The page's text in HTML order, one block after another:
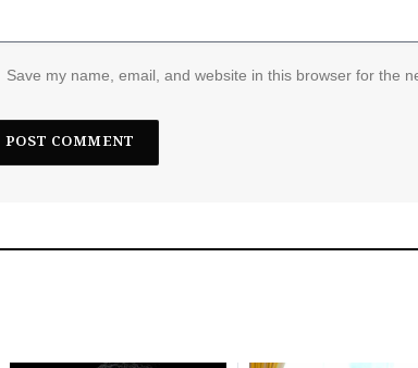
Save my name, email, and website in this browser for the